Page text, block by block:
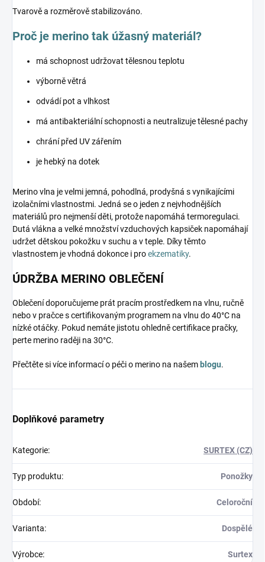
Tvarově a rozměrově stabilizováno.
Proč je merino tak úžasný materiál?
má schopnost udržovat tělesnou teplotu
výborně větrá
odvádí pot a vlhkost
má antibakteriální schopnosti a neutralizuje tělesné pachy
chrání před UV zářením
je hebký na dotek
Merino vlna je velmi jemná, pohodlná, prodyšná s vynikajícími
izolačními vlastnostmi. Jedná se o jeden z nejvhodnějších
materiálů pro nejmenší děti, protože napomáhá termoregulaci.
Dutá vlákna a velké množství vzduchových kapsiček napomáhají
udržet dětskou pokožku v suchu a v teple. Díky těmto
vlastnostem je vhodná dokonce i proekzematiky.
ÚDRŽBA MERINO OBLEČENÍ
Oblečení doporučujeme prát pracím prostředkem na vlnu, ručně
nebo v pračce s certifikovaným programem na vlnu do 40°C na
nízké otáčky. Pokud nemáte jistotu ohledně certifikace pračky,
perte merino raději na 30°C.
Přečtěte si více informací o péči o merino na našem blogu.
Doplňkové parametry
Kategorie: SURTEX (CZ)
Typ produktu: Ponožky
Období: Celoroční
Varianta: Dospělé
Výrobce: Surtex